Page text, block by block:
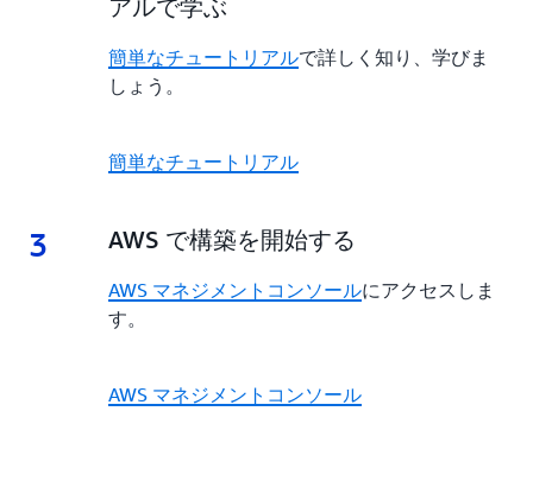
アルで学ぶ
簡単なチュートリアルで詳しく知り、学びま
しょう。
簡単なチュートリアル
3 3.
AWS で構築を開始する
AWS マネジメントコンソールにアクセスしま
す。
AWS マネジメントコンソール